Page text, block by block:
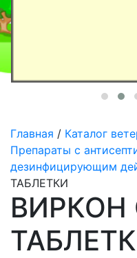
Главная / Каталог
Препараты с
дезинфицирующим
ТАБЛЕТКИ
ВИРКОН